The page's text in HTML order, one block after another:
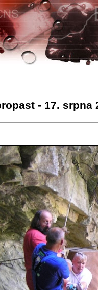
- 17. srpna